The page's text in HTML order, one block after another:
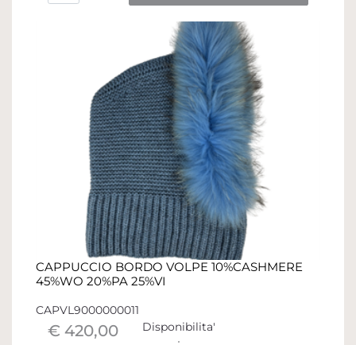
CAPPUCCIO BORDO VOLPE 10%CASHMERE
45%WO 20%PA 25%VI
CAPVL9000000011
€ 420,00 Disponibilita'